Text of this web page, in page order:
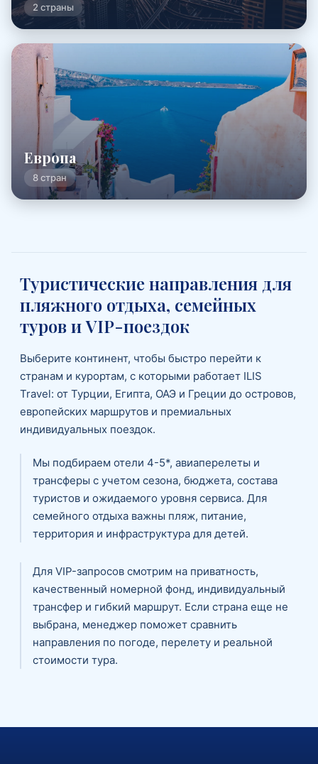
2 страны
Европа
8 стран
Туристические направления для
пляжного отдыха, семейных
туров и VIP-поездок
Выберите континент, чтобы быстро перейти к
странам и курортам, с которыми работает ILIS
Travel: от Турции, Египта, ОАЭ и Греции до островов,
европейских маршрутов и премиальных
индивидуальных поездок.
Мы подбираем отели 4-5*, авиаперелеты и
трансферы с учетом сезона, бюджета, состава
туристов и ожидаемого уровня сервиса. Для
семейного отдыха важны пляж, питание,
территория и инфраструктура для детей.
Для VIP-запросов смотрим на приватность,
качественный номерной фонд, индивидуальный
трансфер и гибкий маршрут. Если страна еще не
выбрана, менеджер поможет сравнить
направления по погоде, перелету и реальной
стоимости тура.